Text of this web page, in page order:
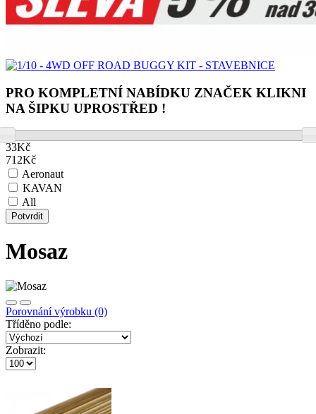
PRO KOMPLETNÍ NABÍDKU ZNAČEK KLIKNI
NA ŠIPKU UPROSTŘED !
33Kč
712Kč
Aeronaut
KAVAN
All
Potvrdit
Mosaz
Porovnání výrobku (0)
Tříděno podle:
Zobrazit: